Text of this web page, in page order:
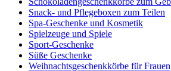
Snack- und Pflegeboxen zum Teilen
Spa-Geschenke und Kosmetik
Spielzeuge und Spiele
Sport-Geschenke
Süße Geschenke
Weihnachtsgeschenkkörbe für Frauen